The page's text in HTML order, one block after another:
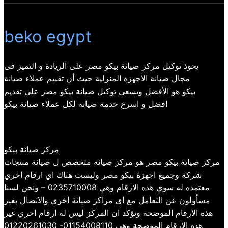
beko egypt
يحوذ توكيل مركز صيانة بيكو مصر على الريادة و التميز فى
مجال صيانة الاجهزة المنزلية حيث أن تقييم عملاء صيانة
بيكو هو الأفضل ويسعى توكيل صيانة بيكو مصر على تقديم
افضل و اسرع خدمة صيانة لكل عملاء صيانة بيكو
مركز صيانة بيكو
مركز صيانة بيكو مصر هو مركز صيانة متخصص ل صيانة منتجات
شركة وجميع اجهزة بيكو مصر وليست هناك اي ارقام اخري
معتمده له سوي هذه الارقام وهي 0235710008 – ونحن لسنا
مسأولون عن التعامل مع اي مراكز صيانة اخري والاتصال بغير
هذه الارقام الموضحة ونؤكد ان المركز ليس له ارقام اخري غير
هذه الارقام الموضحة وهي 01154008110- 01220261030